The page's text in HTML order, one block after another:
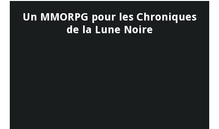
Un MMORPG pour les Chroniques
de la Lune Noire